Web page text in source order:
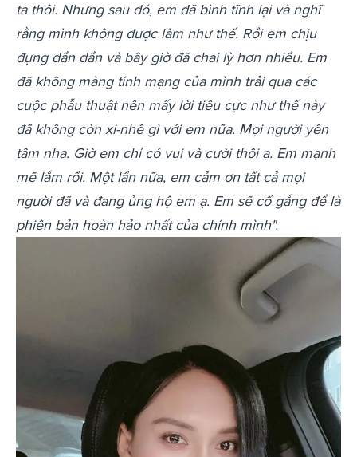
ta thôi. Nhưng sau đó, em đã bình tĩnh lại và nghĩ
rằng mình không được làm như thế. Rồi em chịu
đựng dần dần và bây giờ đã chai lỳ hơn nhiều. Em
đã không màng tính mạng của mình trải qua các
cuộc phẫu thuật nên mấy lời tiêu cực như thế này
đã không còn xi-nhê gì với em nữa. Mọi người yên
tâm nha. Giờ em chỉ có vui và cười thôi ạ. Em mạnh
mẽ lắm rồi. Một lần nữa, em cảm ơn tất cả mọi
người đã và đang ủng hộ em ạ. Em sẽ cố gắng để là
phiên bản hoàn hảo nhất của chính mình".